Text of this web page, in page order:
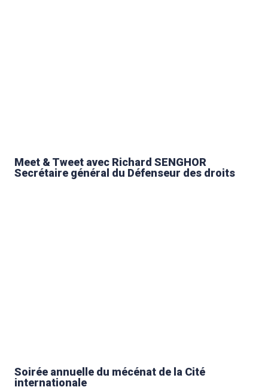
Meet & Tweet avec Richard SENGHOR
Secrétaire général du Défenseur des droits
Soirée annuelle du mécénat de la Cité
internationale